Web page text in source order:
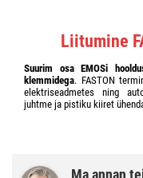
Liitumine
Suurim osa EMOSi
klemmidega. FASTON
elektriseadmetes ning
juhtme ja pistiku kiiret
Ma annan